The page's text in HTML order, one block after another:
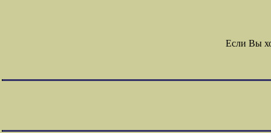
Если Вы